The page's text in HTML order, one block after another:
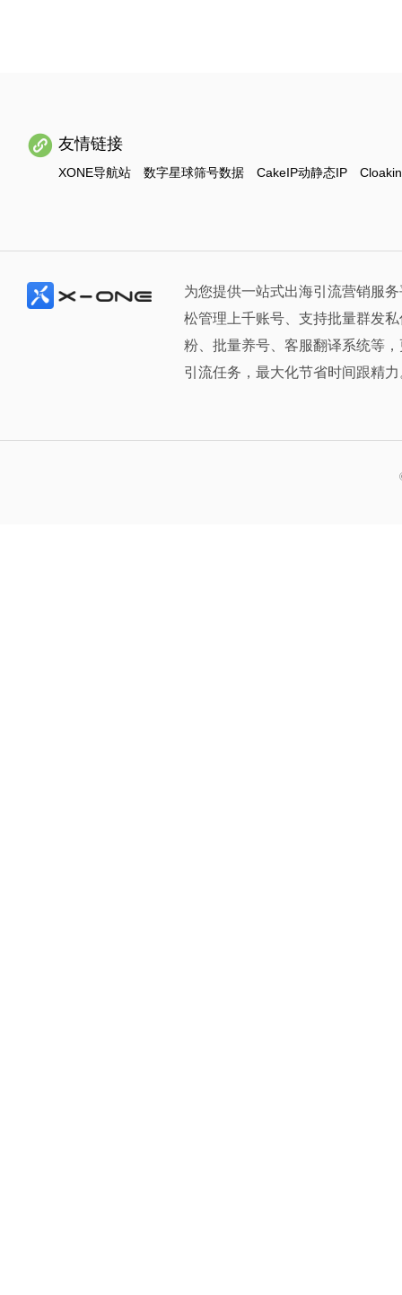
友情链接
XONE导航站 数字星球筛号数据 CakeIP动静态IP
为您提供一站式出海引流营销服
松管理上千账号、支持批量群发
粉、批量养号、客服翻译系统等
引流任务，最大化节省时间跟精力